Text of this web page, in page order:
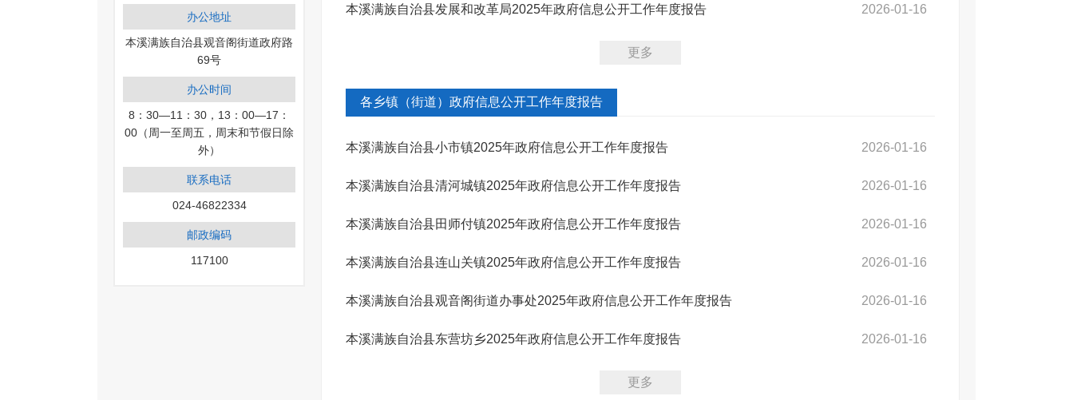
办公地址
本溪满族自治县观音阁街道政府路
69号
办公时间
8：30—11：30，13：00—17：
00（周一至周五，周末和节假日除
外）
联系电话
024-46822334
邮政编码
117100
2026-01-16
本溪满族自治县发展和改革局2025年政府信息公开工作年度报告
更多
各乡镇（街道）政府信息公开工作年度报告
2026-01-16
本溪满族自治县小市镇2025年政府信息公开工作年度报告
2026-01-16
本溪满族自治县清河城镇2025年政府信息公开工作年度报告
2026-01-16
本溪满族自治县田师付镇2025年政府信息公开工作年度报告
2026-01-16
本溪满族自治县连山关镇2025年政府信息公开工作年度报告
2026-01-16
本溪满族自治县观音阁街道办事处2025年政府信息公开工作年度报告
2026-01-16
本溪满族自治县东营坊乡2025年政府信息公开工作年度报告
更多